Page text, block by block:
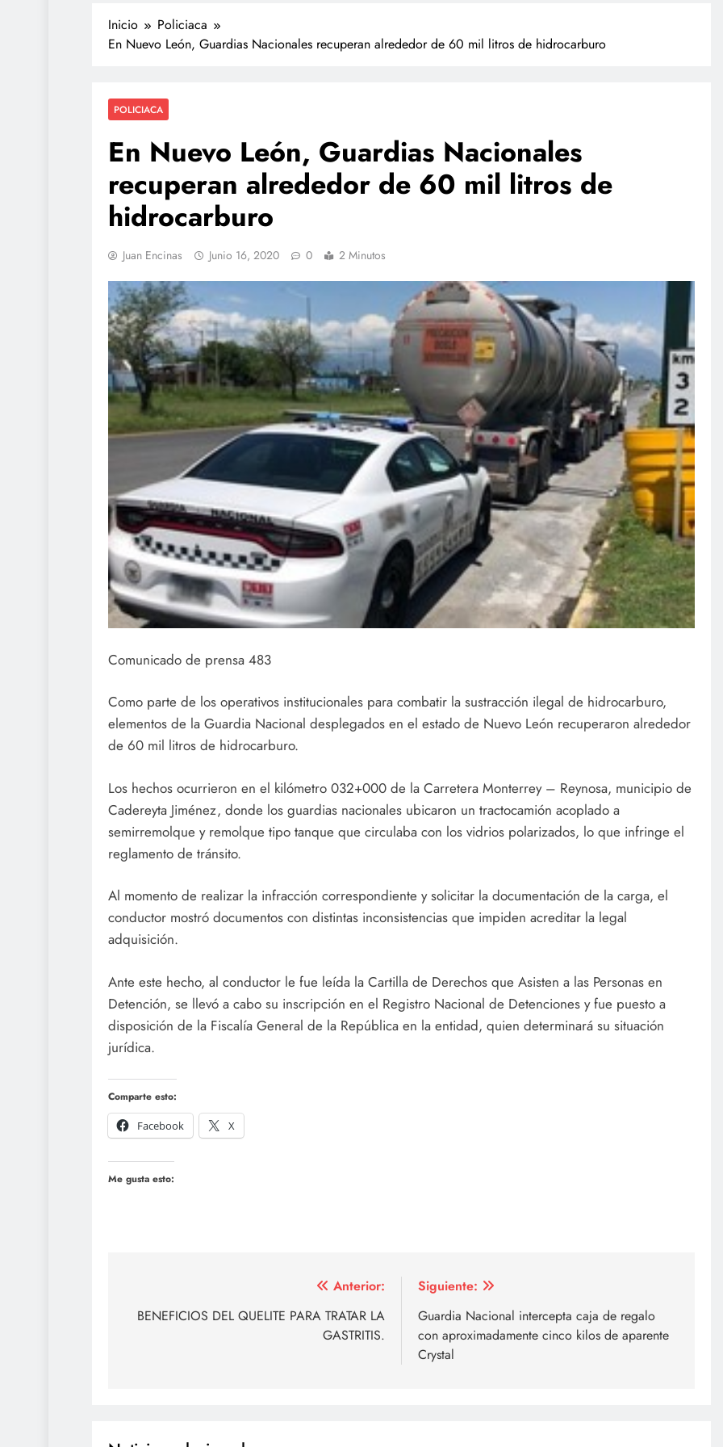
Inicio
Policiaca
En Nuevo León, Guardias Nacionales recuperan alrededor de 60 mil litros de hidrocarburo
POLICIACA
En Nuevo León, Guardias Nacionales
recuperan alrededor de 60 mil litros de
hidrocarburo
Juan Encinas Junio 16, 2020 0 2 Minutos
Comunicado de prensa 483
Como parte de los operativos institucionales para combatir la sustracción ilegal de hidrocarburo,
elementos de la Guardia Nacional desplegados en el estado de Nuevo León recuperaron alrededor
de 60 mil litros de hidrocarburo.
Los hechos ocurrieron en el kilómetro 032+000 de la Carretera Monterrey – Reynosa, municipio de
Cadereyta Jiménez, donde los guardias nacionales ubicaron un tractocamión acoplado a
semirremolque y remolque tipo tanque que circulaba con los vidrios polarizados, lo que infringe el
reglamento de tránsito.
Al momento de realizar la infracción correspondiente y solicitar la documentación de la carga, el
conductor mostró documentos con distintas inconsistencias que impiden acreditar la legal
adquisición.
Ante este hecho, al conductor le fue leída la Cartilla de Derechos que Asisten a las Personas en
Detención, se llevó a cabo su inscripción en el Registro Nacional de Detenciones y fue puesto a
disposición de la Fiscalía General de la República en la entidad, quien determinará su situación
jurídica.
Comparte esto:
Facebook
X
Me gusta esto:
de
Anterior:
BENEFICIOS DEL QUELITE PARA TRATAR LA
GASTRITIS.
Siguiente:
Guardia Nacional intercepta caja de regalo
con aproximadamente cinco kilos de aparente
Crystal
POLICIACA
video
agosto 4, 2026